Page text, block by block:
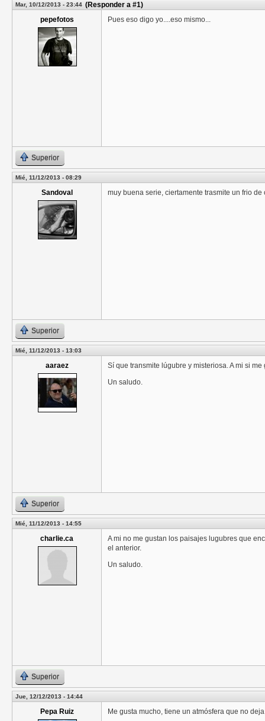
Mar, 10/12/2013 - 23:44 (Responder a #1)
pepefotos
Pues eso digo yo....eso mismo...
Superior
Mié, 11/12/2013 - 08:29
Sandoval muy buena serie, ciertamente trasmite un frio de
Superior
Mié, 11/12/2013 - 13:03
aaraez
Sí que transmite lúgubre y misteriosa. A mi si me
Un saludo.
Superior
Mié, 11/12/2013 - 14:55
charlie.ca
A mi no me gustan los paisajes lugubres que
el anterior.
Un saludo.
Superior
Jue, 12/12/2013 - 14:44
Pepa Ruiz Me gusta mucho, tiene un atmósfera que no